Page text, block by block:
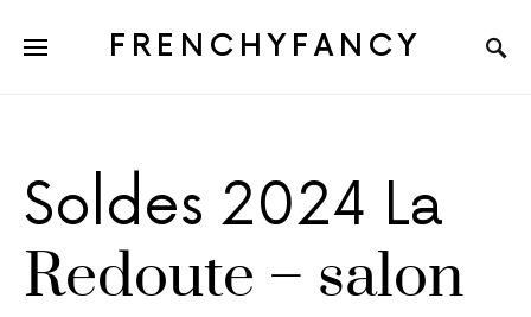
FRENCHYFANCY
Soldes 2024 La
Redoute – salon